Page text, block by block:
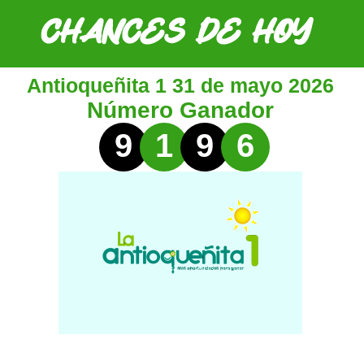
Antioqueñita 1 31 de mayo 2026
Número Ganador
9 1 9 6